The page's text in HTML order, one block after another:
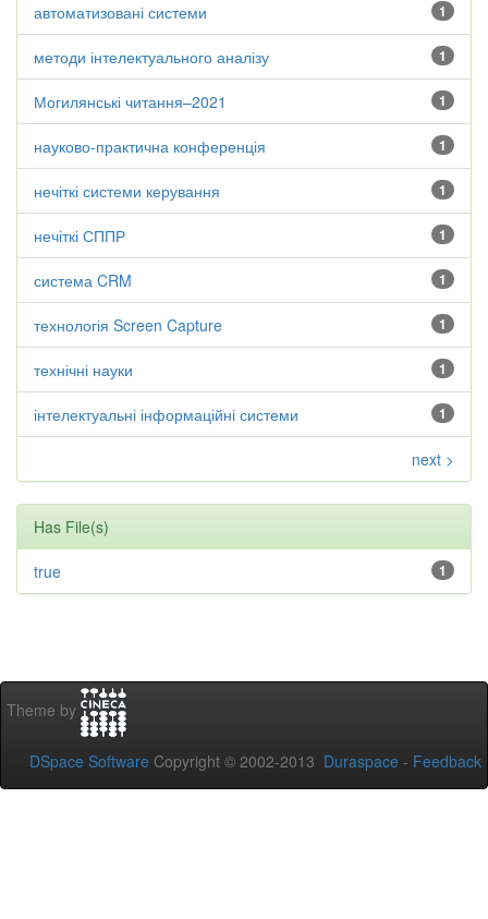
1
автоматизовані системи
1
методи інтелектуального аналізу
1
Могилянські читання–2021
1
науково-практична конференція
1
нечіткі системи керування
1
нечіткі СППР
1
система CRM
1
технологія Screen Capture
1
технічні науки
1
інтелектуальні інформаційні системи
next >
Has File(s)
1
true
Theme by
DSpace Software Copyright © 2002-2013 Duraspace - Feedback